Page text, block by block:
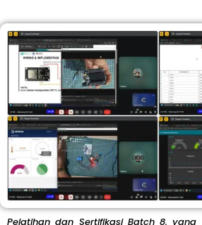
Pelatihan dan Sertifikasi Batch 8, yang